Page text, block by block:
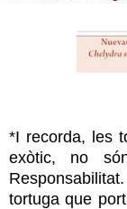
*I recorda, les
exòtic, no
tortuga que